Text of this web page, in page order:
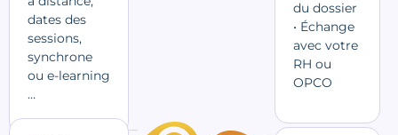
dates des
sessions,
synchrone
ou e-learning
…
du dossier
• Échange
avec votre
RH ou
OPCO